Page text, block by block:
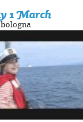
only
1 March
bologna